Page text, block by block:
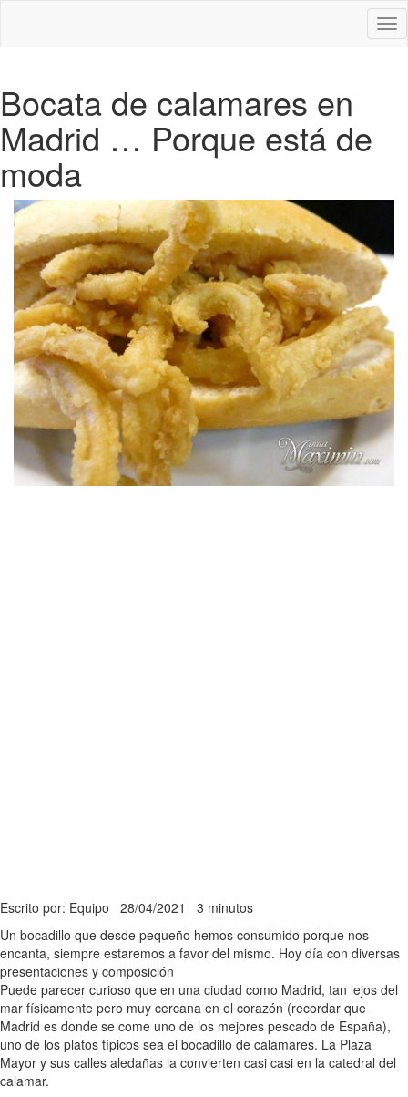
Bocata de calamares en
Madrid … Porque está de
moda
Escrito por: Equipo 28/04/2021 3 minutos
Un bocadillo que desde pequeño hemos consumido porque nos
encanta, siempre estaremos a favor del mismo. Hoy día con diversas
presentaciones y composición
Puede parecer curioso que en una ciudad como Madrid, tan lejos del
mar físicamente pero muy cercana en el corazón (recordar que
Madrid es donde se come uno de los mejores pescado de España),
uno de los platos típicos sea el bocadillo de calamares. La Plaza
Mayor y sus calles aledañas la convierten casi casi en la catedral del
calamar.